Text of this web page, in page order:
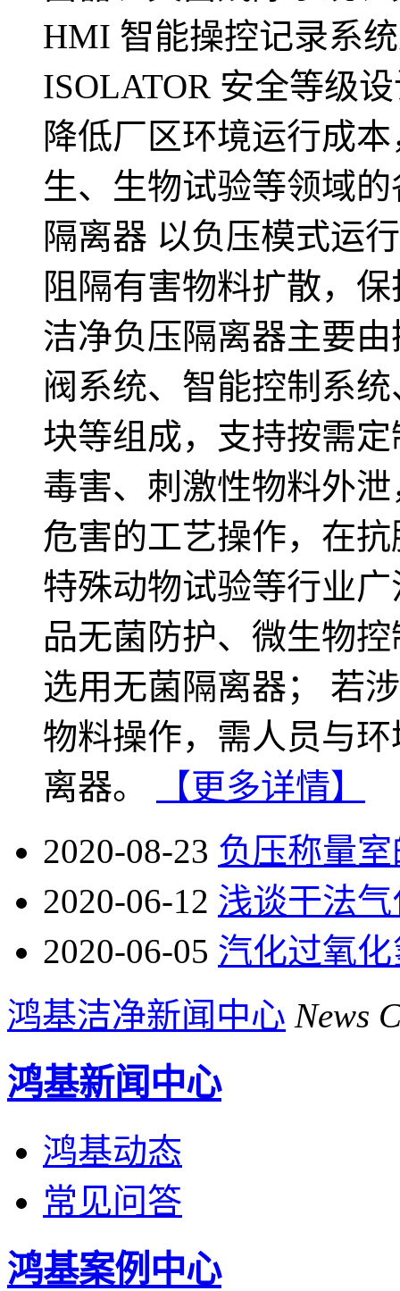
HMI 智能操控记录系
ISOLATOR 安全等级
降低厂区环境运行成
生、生物试验等领域
隔离器 以负压模式运
阻隔有害物料扩散，
洁净负压隔离器主要
阀系统、智能控制系
块等组成，支持按需
毒害、刺激性物料外
危害的工艺操作，在
特殊动物试验等行业
品无菌防护、微生物
选用无菌隔离器； 若
物料操作，需人员与
离器。
【更多详情】
2020-08-23 负压称量
2020-06-12 浅谈干法
2020-06-05 汽化过氧
鸿基洁净新闻中心 News
鸿基新闻中心
鸿基动态
常见问答
鸿基案例中心